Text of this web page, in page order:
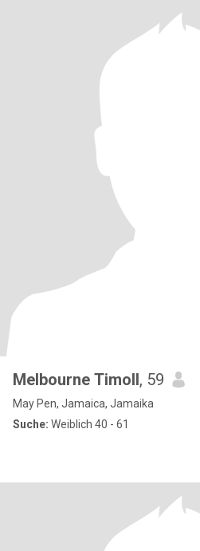
Melbourne Timoll, 59
May Pen, Jamaica, Jamaika
Suche: Weiblich 40 - 61